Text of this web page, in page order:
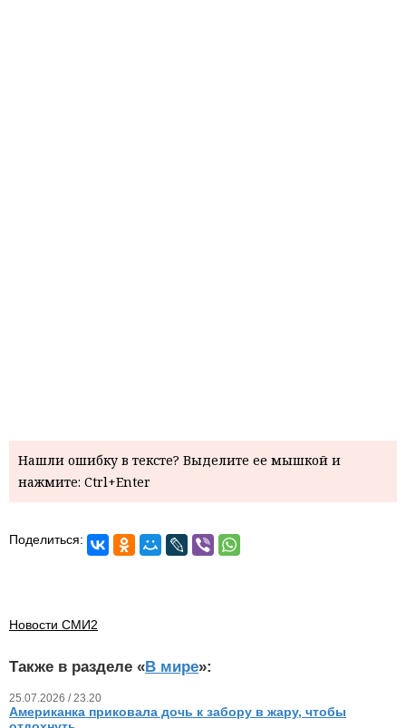
Нашли ошибку в тексте? Выделите ее мышкой и
нажмите: Ctrl+Enter
Поделиться:
Новости СМИ2
Также в разделе «В мире»:
25.07.2026 / 23.20
Американка приковала дочь к забору в жару, чтобы